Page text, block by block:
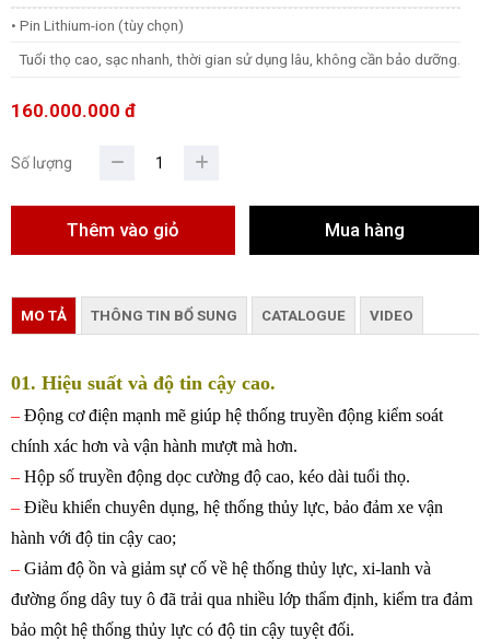
• Pin Lithium-ion (tùy chọn)
Tuổi thọ cao, sạc nhanh, thời gian sử dụng lâu, không cần bảo dưỡng.
160.000.000 đ
Số lượng
MO TẢ THÔNG TIN BỔ SUNG CATALOGUE VIDEO
01. Hiệu suất và độ tin cậy cao.
– Động cơ điện mạnh mẽ giúp hệ thống truyền động kiểm soát
chính xác hơn và vận hành mượt mà hơn.
– Hộp số truyền động dọc cường độ cao, kéo dài tuổi thọ.
– Điều khiển chuyên dụng, hệ thống thủy lực, bảo đảm xe vận
hành với độ tin cậy cao;
– Giảm độ ồn và giảm sự cố về hệ thống thủy lực, xi-lanh và
đường ống dây tuy ô đã trải qua nhiều lớp thẩm định, kiểm tra đảm
bảo một hệ thống thủy lực có độ tin cậy tuyệt đối.